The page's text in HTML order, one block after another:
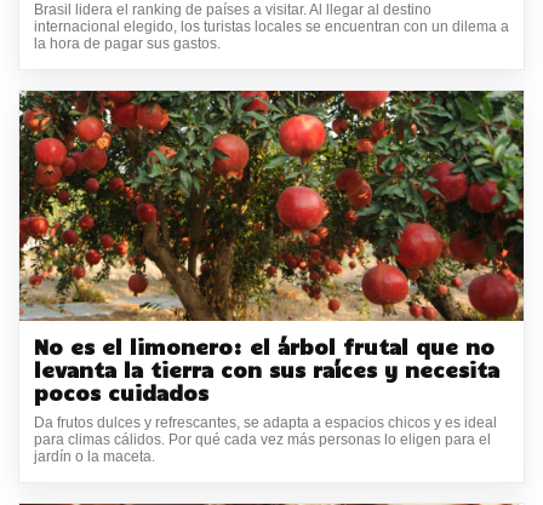
Brasil lidera el ranking de países a visitar. Al llegar al destino
internacional elegido, los turistas locales se encuentran con un dilema a
la hora de pagar sus gastos.
No es el limonero: el árbol frutal que no
levanta la tierra con sus raíces y necesita
pocos cuidados
Da frutos dulces y refrescantes, se adapta a espacios chicos y es ideal
para climas cálidos. Por qué cada vez más personas lo eligen para el
jardín o la maceta.